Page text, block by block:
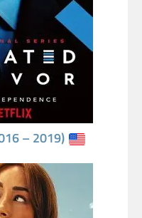
– 2019)